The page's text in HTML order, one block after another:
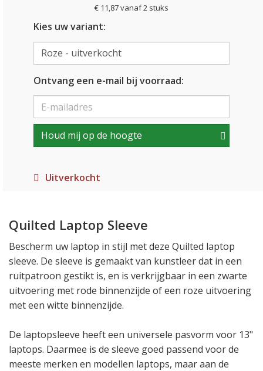
€ 11,87 vanaf 2 stuks
Kies uw variant:
Ontvang een e-mail bij voorraad:
Houd mij op de hoogte
Uitverkocht
Quilted Laptop Sleeve
Bescherm uw laptop in stijl met deze Quilted laptop
sleeve. De sleeve is gemaakt van kunstleer dat in een
ruitpatroon gestikt is, en is verkrijgbaar in een zwarte
uitvoering met rode binnenzijde of een roze uitvoering
met een witte binnenzijde.
De laptopsleeve heeft een universele pasvorm voor 13"
laptops. Daarmee is de sleeve goed passend voor de
meeste merken en modellen laptops, maar aan de